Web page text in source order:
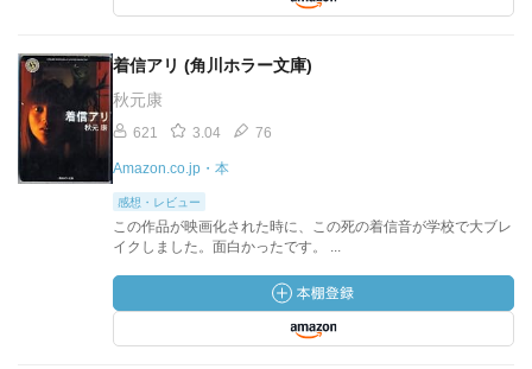
着信アリ (角川ホラー文庫)
秋元康
621 3.04 76
Amazon.co.jp・本
感想・レビュー
この作品が映画化された時に、この死の着信音が学校で大ブレ
イクしました。面白かったです。 ...